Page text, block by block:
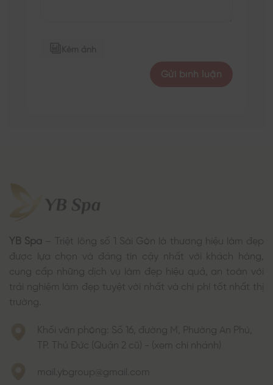
YB Spa – Triệt lông số 1 Sài Gòn là thương hiệu làm đẹp
được lựa chọn và đáng tin cậy nhất với khách hàng,
cung cấp những dịch vụ làm đẹp hiệu quả, an toàn với
trải nghiệm làm đẹp tuyệt vời nhất và chi phí tốt nhất thị
trường.
Khối văn phòng: Số 16, đường M, Phường An Phú,
TP. Thủ Đức (Quận 2 cũ) - (xem chi nhánh)
mail.ybgroup@gmail.com